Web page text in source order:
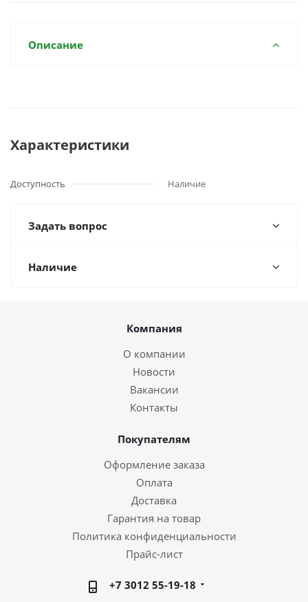
Описание
Характеристики
Доступность Наличие
Задать вопрос
Наличие
Компания
О компании
Новости
Вакансии
Контакты
Покупателям
Оформление заказа
Оплата
Доставка
Гарантия на товар
Политика конфиденциальности
Прайс-лист
+7 3012 55-19-18